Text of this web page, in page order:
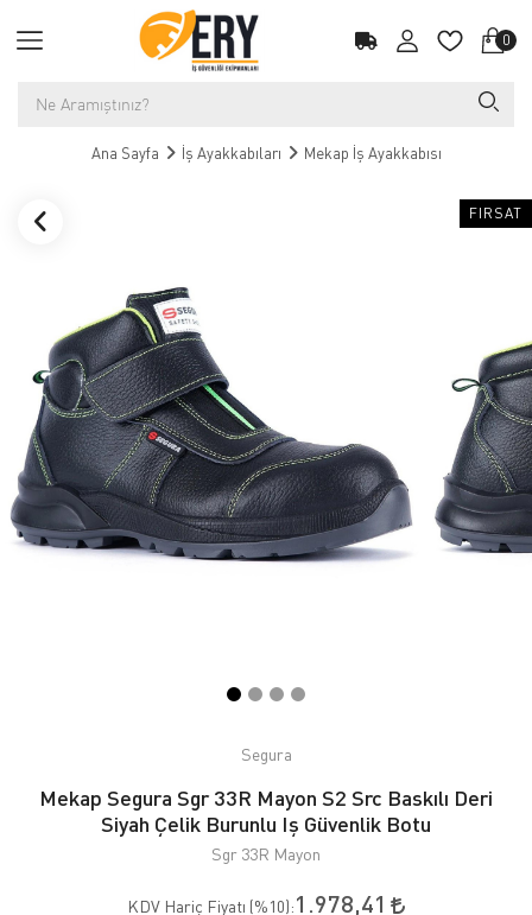
0
Ana Sayfa İş Ayakkabıları Mekap İş Ayakkabısı
FIRSAT
Segura
Mekap Segura Sgr 33R Mayon S2 Src Baskılı Deri
Siyah Çelik Burunlu Iş Güvenlik Botu
Sgr 33R Mayon
KDV Hariç Fiyatı (%10):1.978,41